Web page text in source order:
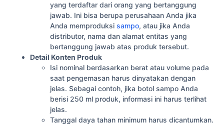
yang terdaftar dari orang yang bertanggung
jawab. Ini bisa berupa perusahaan Anda jika
Anda memproduksi sampo, atau jika Anda
distributor, nama dan alamat entitas yang
bertanggung jawab atas produk tersebut.
Detail Konten Produk
Isi nominal berdasarkan berat atau volume pada
saat pengemasan harus dinyatakan dengan
jelas. Sebagai contoh, jika botol sampo Anda
berisi 250 ml produk, informasi ini harus terlihat
jelas.
Tanggal daya tahan minimum harus dicantumkan.